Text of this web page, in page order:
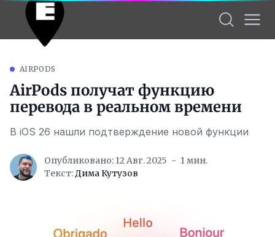
AIRPODS
AirPods получат функцию
перевода в реальном времени
В iOS 26 нашли подтверждение новой функции
Опубликовано: 12 Авг. 2025
1 мин.
Текст:Дима Кутузов